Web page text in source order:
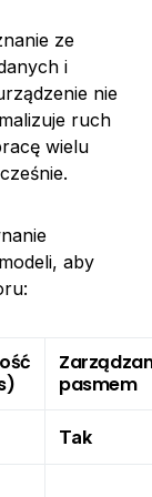
ze
i
nie
ruch
wielu
aby
pasmem
Tak